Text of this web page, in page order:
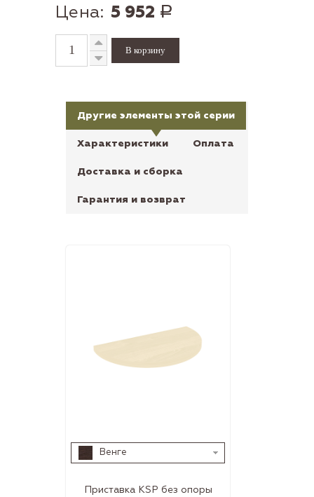
Цена: 5 952 Р
Другие элементы этой серии
Характеристики Оплата
Доставка и сборка
Гарантия и возврат
Венге
Приставка KSP без опоры